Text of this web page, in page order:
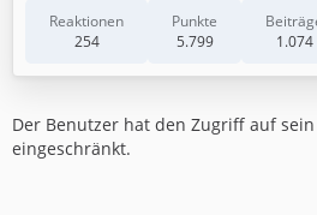
Reaktionen
254
Punkte
5.799
1.074
Der Benutzer hat den Zugriff auf
eingeschränkt.